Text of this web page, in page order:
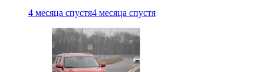
4 месяца спустя4 месяца спустя